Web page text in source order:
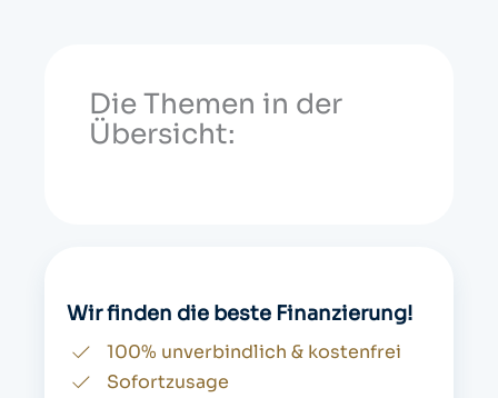
Die Themen in der
Übersicht:
Wir finden die beste Finanzierung!
100% unverbindlich & kostenfrei
Sofortzusage